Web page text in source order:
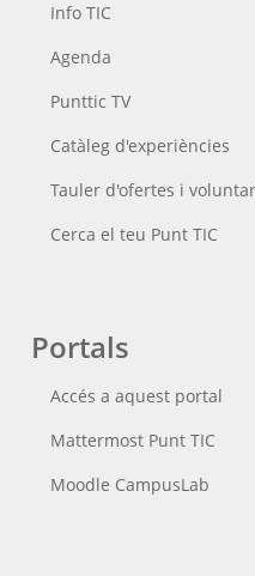
Info TIC
Agenda
Punttic TV
Catàleg d'experiències
Tauler d'ofertes i
Cerca el teu Punt TIC
Portals
Accés a aquest portal
Mattermost Punt TIC
Moodle CampusLab